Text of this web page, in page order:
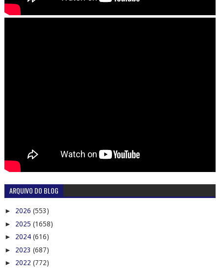
ARQUIVO DO BLOG
► 2026 (553)
► 2025 (1658)
► 2024 (616)
► 2023 (687)
► 2022 (772)